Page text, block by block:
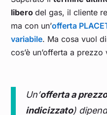
liberodel gas, il cliente
ma con un’offerta
variabile. Ma cosa vuol
cos’è un’offerta a prezzo
Un’offerta a
indicizzato)